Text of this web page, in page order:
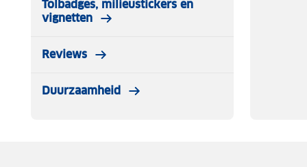
Tolbadges, milieustickers en
vignetten
Reviews
Duurzaamheid